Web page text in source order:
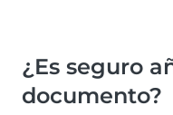
¿Es seguro
documento?